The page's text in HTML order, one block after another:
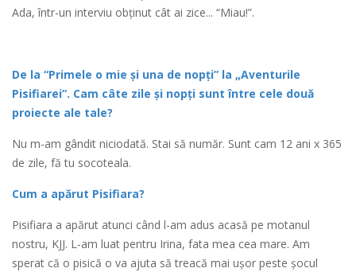
Ada, într-un interviu obținut cât ai zice... “Miau!”.
De la “Primele o mie și una de nopți” la „Aventurile
Pisifiarei”. Cam câte zile și nopți sunt între cele două
proiecte ale tale?
Nu m-am gândit niciodată. Stai să număr. Sunt cam 12 ani x 365
de zile, fă tu socoteala.
Cum a apărut Pisifiara?
Pisifiara a apărut atunci când l-am adus acasă pe motanul
nostru, KJJ. L-am luat pentru Irina, fata mea cea mare. Am
sperat că o pisică o va ajuta să treacă mai ușor peste șocul